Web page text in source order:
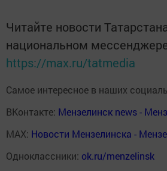
Читайте новости
национальном
https://max.ru/tatmedia
Самое интересное в наших
ВКонтакте: Мензелинск news -
MAX: Новости Мензелинска -
Одноклассники: ok.ru/menzelinsk